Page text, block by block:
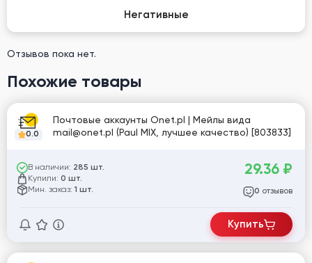
Негативные
Отзывов пока нет.
Похожие товары
0.0
Почтовые аккаунты Onet.pl | Мейлы вида
mail@onet.pl (Paul MIX, лучшее качество) [803833]
В наличии: 285 шт.
Купили: 0 шт.
Мин. заказ: 1 шт.
29.36 ₽
0 отзывов
Купить